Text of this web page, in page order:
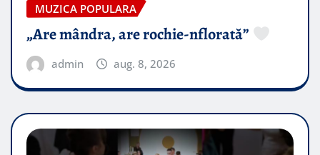
MUZICA POPULARA
„Are mândra, are rochie-nflorată”
admin aug. 8, 2026